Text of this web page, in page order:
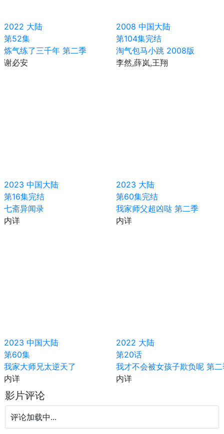
2022 大陆
第52集
炼气练了三千年 第二季
谢必安
2008 中国大陆
第104集完结
淘气包马小跳 2008版
李然,薛岚,王翔
2023 中国大陆
第16集完结
七斋异闻录
内详
2023 大陆
第60集完结
我家师父超凶哒 第二季
内详
2023 中国大陆
第60集
我家大师兄太逆天了
内详
2022 大陆
第20话
我才不会被女孩子欺负呢 第
内详
影片评论
评论加载中...